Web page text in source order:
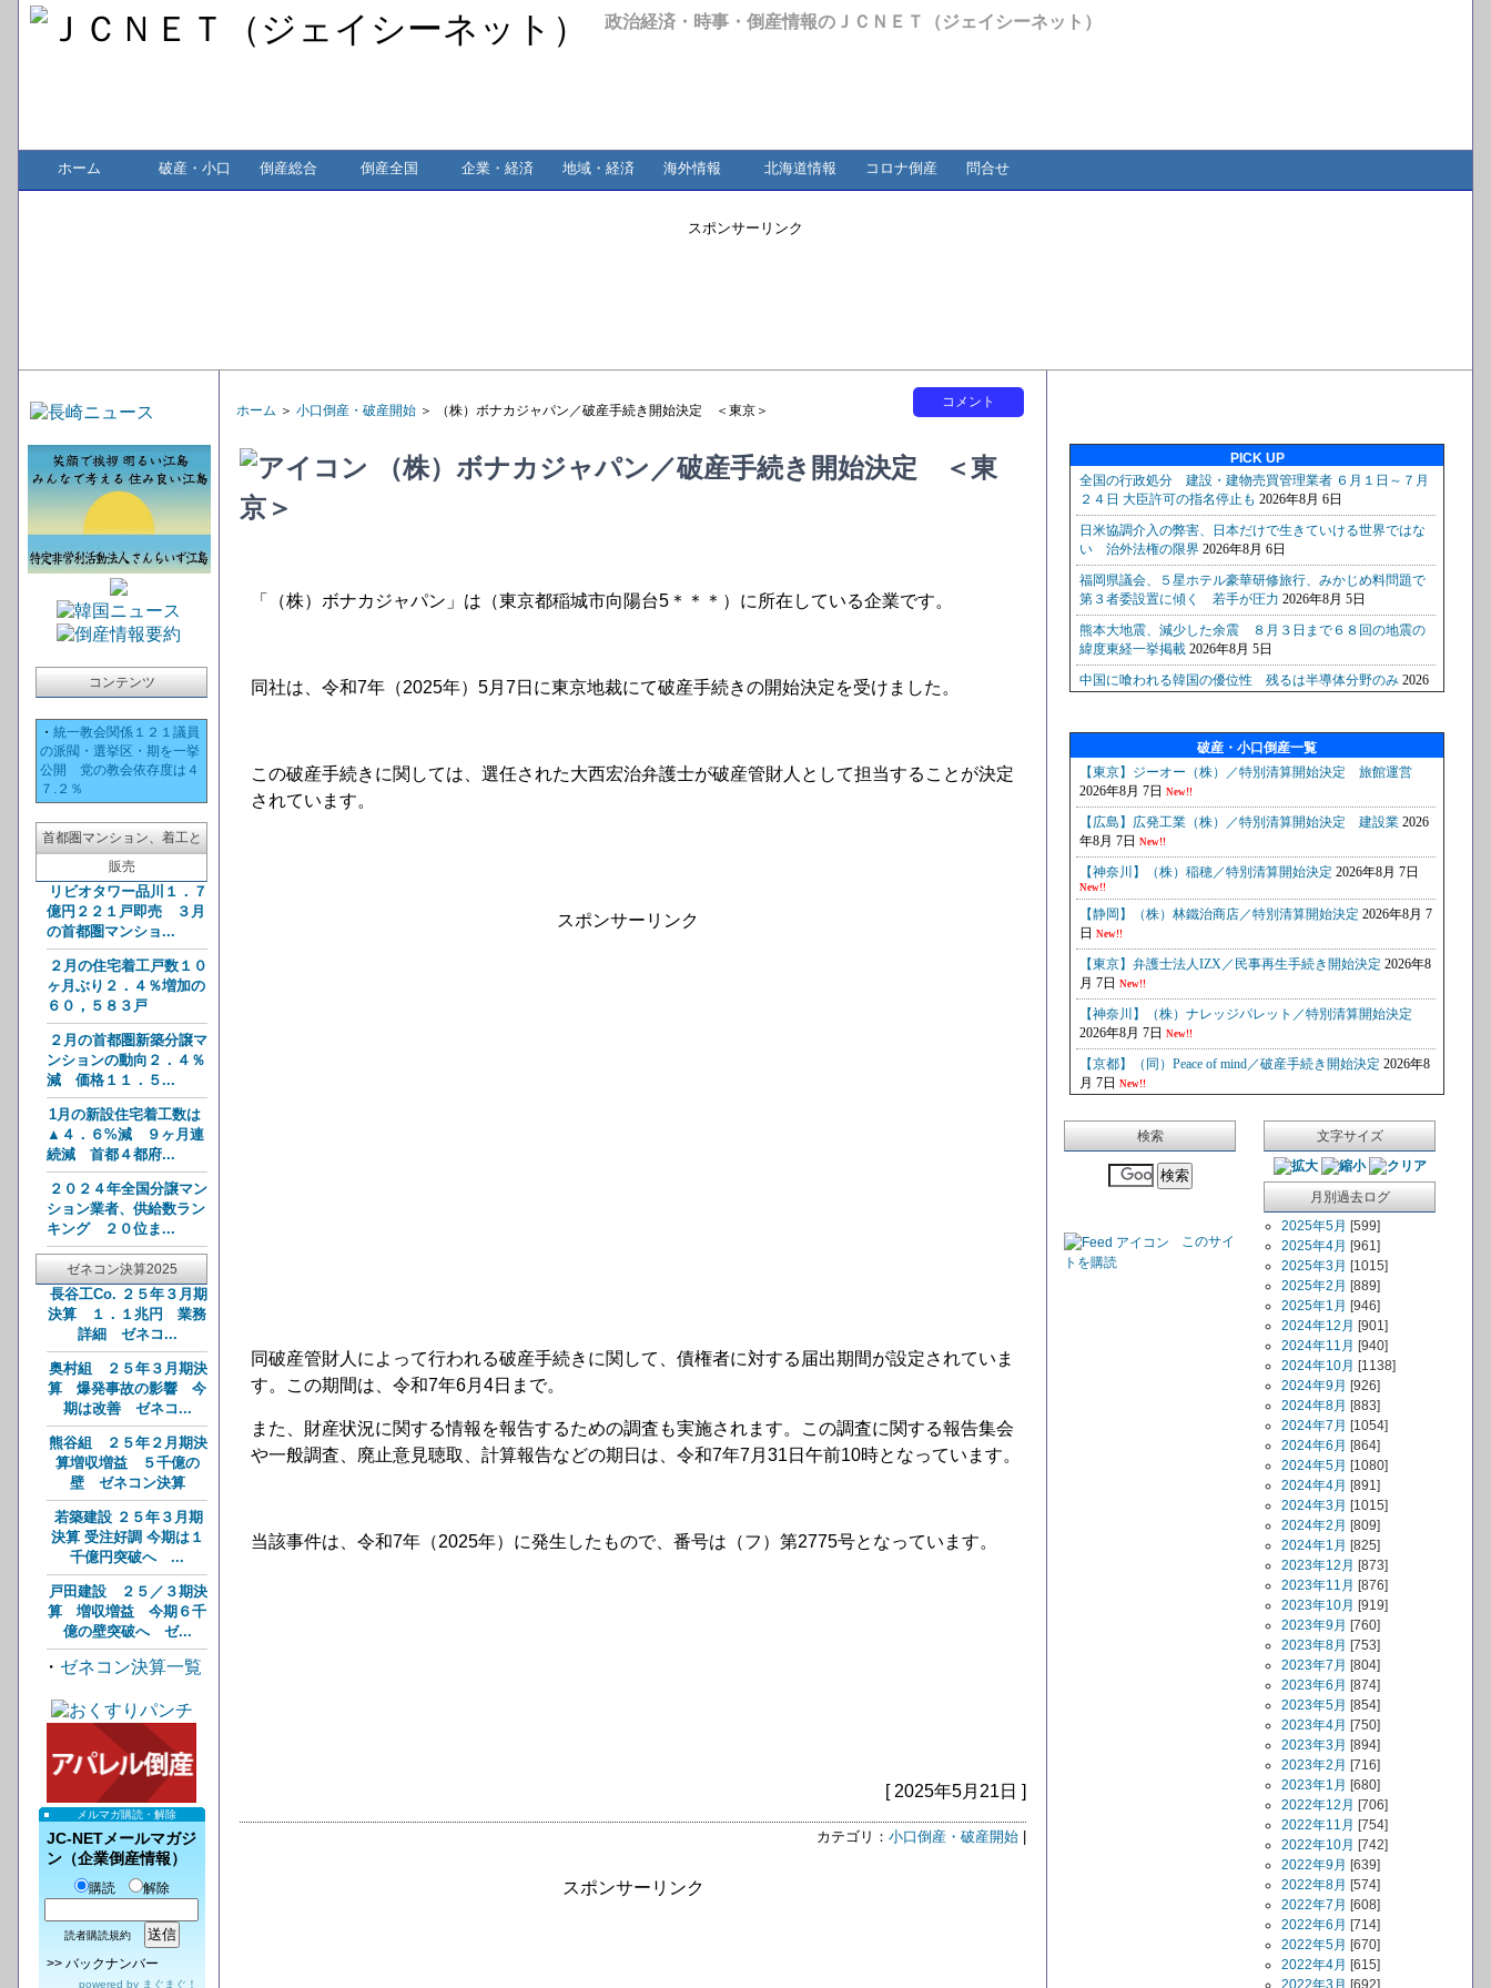
政治経済・時事・倒産情報のＪＣＮＥＴ（ジェイシーネット）
ホーム 破産・小口 倒産総合 倒産全国 企業・経済 地域・経済 海外情報 北海道情報 コロナ倒産 問合せ
スポンサーリンク
コンテンツ
・ 統一教会関係１２１議員
の派閥・選挙区・期を一挙
公開 党の教会依存度は４
７.２％
首都圏マンション、着工と
販売
リビオタワー品川１．７
億円２２１戸即売 ３月
の首都圏マンショ...
２月の住宅着工戸数１０
ヶ月ぶり２．４％増加の
６０，５８３戸
２月の首都圏新築分譲マ
ンションの動向２．４％
減 価格１１．５...
1月の新設住宅着工数は
▲４．６%減 ９ヶ月連
続減 首都４都府...
２０２４年全国分譲マン
ション業者、供給数ラン
キング ２０位ま...
ゼネコン決算2025
長谷工Co. ２５年３月期
決算 １．１兆円 業務
詳細 ゼネコ...
奥村組 ２５年３月期決
算 爆発事故の影響 今
期は改善 ゼネコ...
熊谷組 ２５年２月期決
算増収増益 ５千億の
壁 ゼネコン決算
若築建設 ２５年３月期
決算 受注好調 今期は１
千億円突破へ ...
戸田建設 ２５／３期決
算 増収増益 今期６千
億の壁突破へ ゼ...
・ ゼネコン決算一覧
メルマガ購読・解除
JC-NETメールマガジ
ン（企業倒産情報）
購読 解除
読者購読規約
>> バックナンバー
powered by まぐまぐ！
コメント
ホーム ＞ 小口倒産・破産開始 ＞ （株）ボナカジャパン／破産手続き開始決定 ＜東京＞
（株）ボナカジャパン／破産手続き開始決定 ＜東
京＞
「（株）ボナカジャパン」は（東京都稲城市向陽台5＊＊＊）に所在している企業です。
同社は、令和7年（2025年）5月7日に東京地裁にて破産手続きの開始決定を受けました。
この破産手続きに関しては、選任された大西宏治弁護士が破産管財人として担当することが決定
されています。
スポンサーリンク
同破産管財人によって行われる破産手続きに関して、債権者に対する届出期間が設定されていま
す。この期間は、令和7年6月4日まで。
また、財産状況に関する情報を報告するための調査も実施されます。この調査に関する報告集会
や一般調査、廃止意見聴取、計算報告などの期日は、令和7年7月31日午前10時となっています。
当該事件は、令和7年（2025年）に発生したもので、番号は（フ）第2775号となっています。
[ 2025年5月21日 ]
カテゴリ： 小口倒産・破産開始
スポンサーリンク
PICK UP
破産・小口倒産一覧
検索
このサイ
トを購読
文字サイズ
月別過去ログ
2025年5月 [599]
2025年4月 [961]
2025年3月 [1015]
2025年2月 [889]
2025年1月 [946]
2024年12月 [901]
2024年11月 [940]
2024年10月 [1138]
2024年9月 [926]
2024年8月 [883]
2024年7月 [1054]
2024年6月 [864]
2024年5月 [1080]
2024年4月 [891]
2024年3月 [1015]
2024年2月 [809]
2024年1月 [825]
2023年12月 [873]
2023年11月 [876]
2023年10月 [919]
2023年9月 [760]
2023年8月 [753]
2023年7月 [804]
2023年6月 [874]
2023年5月 [854]
2023年4月 [750]
2023年3月 [894]
2023年2月 [716]
2023年1月 [680]
2022年12月 [706]
2022年11月 [754]
2022年10月 [742]
2022年9月 [639]
2022年8月 [574]
2022年7月 [608]
2022年6月 [714]
2022年5月 [670]
2022年4月 [615]
2022年3月 [692]